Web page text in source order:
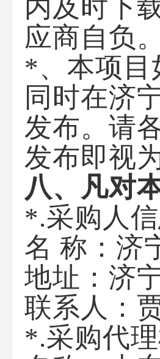
内及时下
应商自负。
*、本项目
同时在济
发布。请
发布即视
八、凡对
*.采购人
名 称：济
地址：济
联系人：
*.采购代